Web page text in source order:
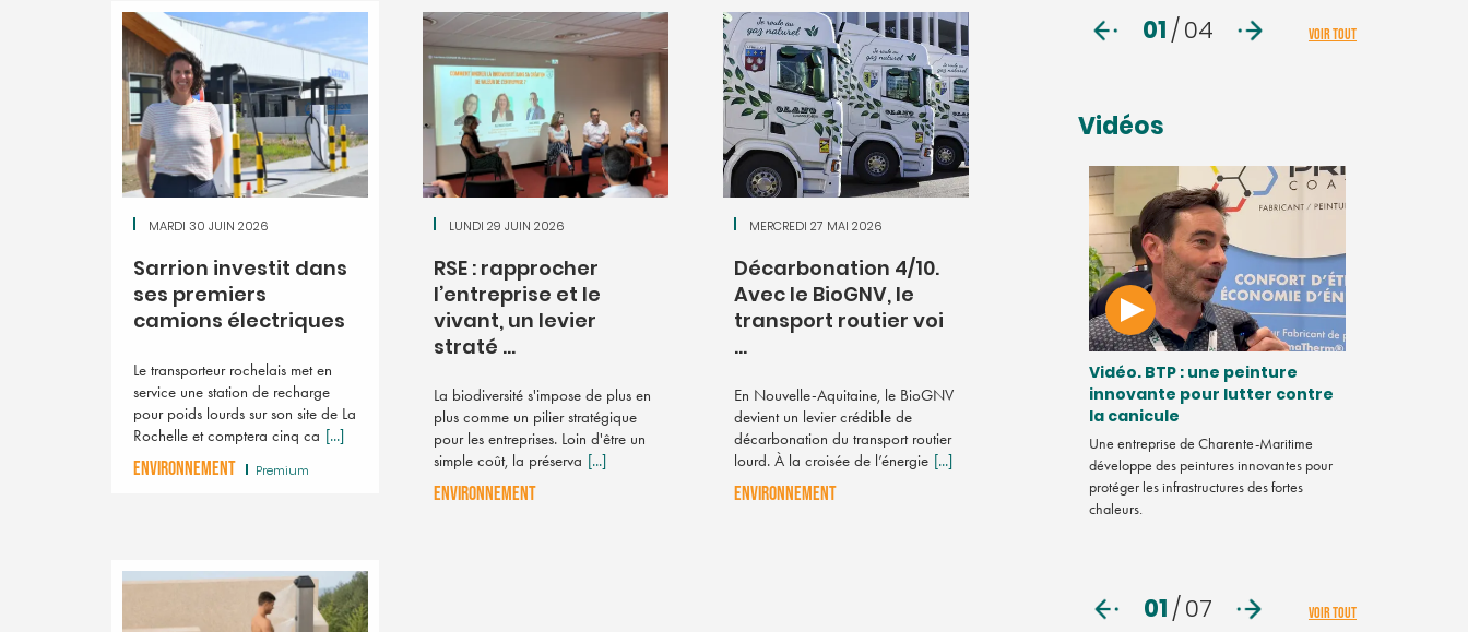
MARDI 30 JUIN 2026
Sarrion investit dans
ses premiers
camions électriques
Le transporteur rochelais met en
service une station de recharge
pour poids lourds sur son site de La
Rochelle et comptera cinq ca [...]
ENVIRONNEMENT Premium
LUNDI 29 JUIN 2026
RSE : rapprocher
l’entreprise et le
vivant, un levier
straté ...
La biodiversité s'impose de plus en
plus comme un pilier stratégique
pour les entreprises. Loin d'être un
simple coût, la préserva [...]
ENVIRONNEMENT
MERCREDI 27 MAI 2026
Décarbonation 4/10.
Avec le BioGNV, le
transport routier voi
...
En Nouvelle-Aquitaine, le BioGNV
devient un levier crédible de
décarbonation du transport routier
lourd. À la croisée de l’énergie [...]
ENVIRONNEMENT
01/04 VOIR TOUT
Vidéos
Nouvelle-Aquitaine, leader du
bioGNV, a de grandes
ambitions
En 2050, la région pourrait devenir
autonome dans cette énergie plus propre et
Vidéo. BTP : une peinture
innovante pour lutter contre
la canicule
Une entreprise de Charente-Maritime
développe des peintures innovantes pour
protéger les infrastructures des fortes
chaleurs.
01/07 VOIR TOUT